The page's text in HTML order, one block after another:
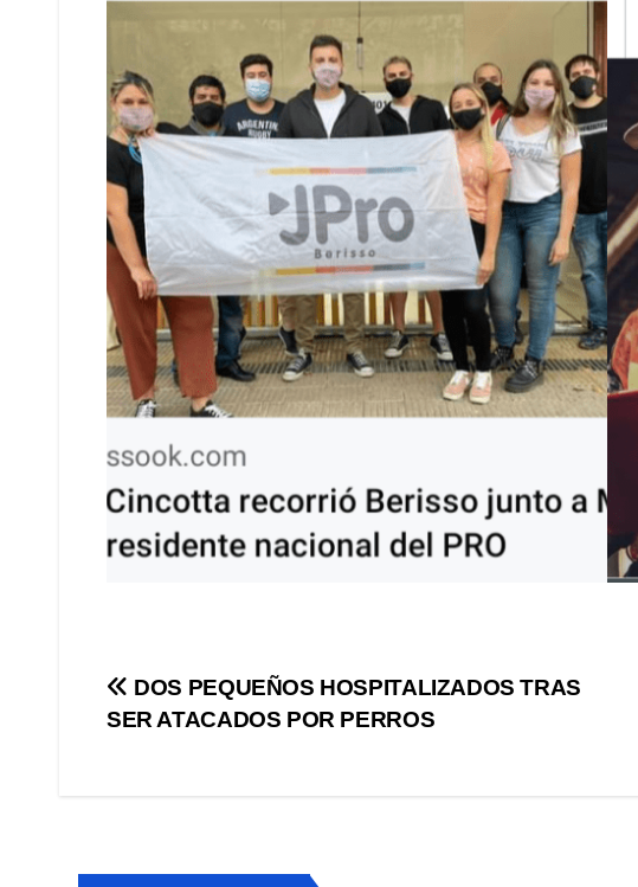
Navegación
DOS PEQUEÑOS HOSPITALIZADOS TRAS
SER ATACADOS POR PERROS